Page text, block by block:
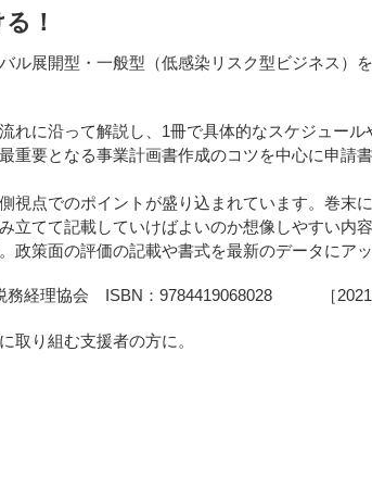
！
ル展開型・一般型（低感染リスク型ビジネス）
れに沿って解説し、1冊で具体的なスケジュール
重要となる事業計画書作成のコツを中心に申請
視点でのポイントが盛り込まれています。巻末
てて記載していけばよいのか想像しやすい内容
政策面の評価の記載や書式を最新のデータにアッ
務経理協会 ISBN：9784419068028 ［2021
り組む支援者の方に。